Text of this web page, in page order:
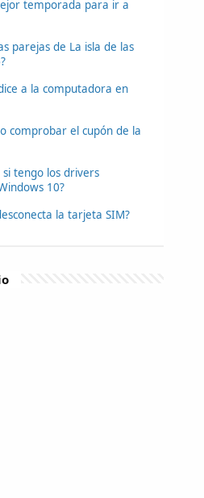
temporada para ir a
parejas de La isla de las
a la computadora en
comprobar el cupón de la
si tengo los drivers
10?
la tarjeta SIM?